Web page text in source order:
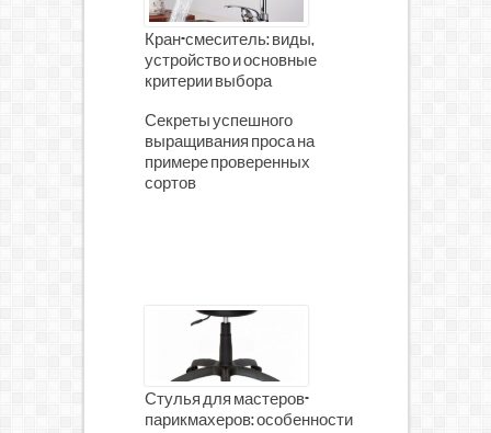
Кран-смеситель: виды,
устройство и основные
критерии выбора
Секреты успешного
выращивания проса на
примере проверенных
сортов
Стулья для мастеров-
парикмахеров: особенности